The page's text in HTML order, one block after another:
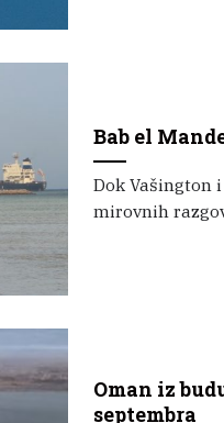
Bab el
Dok Vašington
mirovnih
Oman iz
septembra